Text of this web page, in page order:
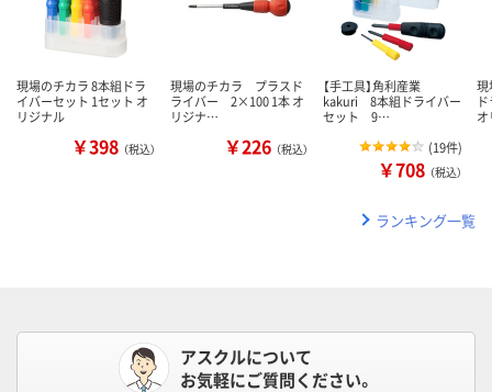
現場のチカラ 8本組ドラ
イバーセット 1セット オ
リジナル
￥398 （税込）
現場のチカラ プラスド
ライバー 2×100 1本 オ
リジナ…
￥226 （税込）
【手工具】角利産業
kakuri 8本組ドライバー
セット 9…
(19件)
￥708 （税込）
ランキング一覧
アスクルについて
お気軽にご質問ください。